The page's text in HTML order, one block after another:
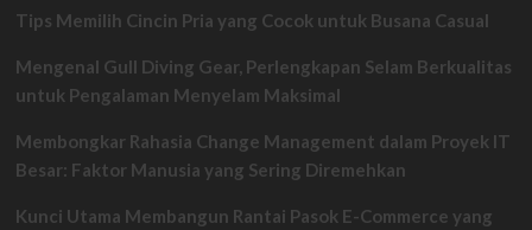
Tips Memilih Cincin Pria yang Cocok untuk Busana Casual
Mengenal Gull Diving Gear, Perlengkapan Selam Berkualitas
untuk Pengalaman Menyelam Maksimal
Membongkar Rahasia Change Management dalam Proyek IT
Besar: Faktor Manusia yang Sering Diremehkan
Kunci Utama Membangun Rantai Pasok E-Commerce yang